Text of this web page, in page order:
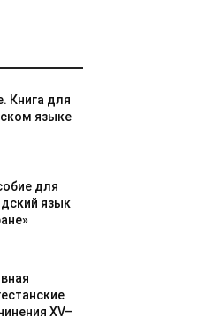
Книга для
языке
для
язык
XV–